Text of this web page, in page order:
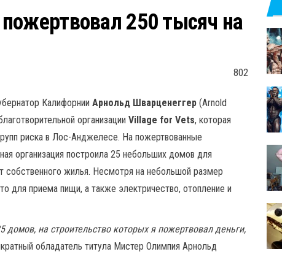
250 тысяч на
802
Калифорнии Арнольд Шварценеггер (Arnold
организации Village for Vets, которая
риска в Лос-Анджелесе. На пожертвованные
организация построила 25 небольших домов для
жилья. Несмотря на небольшой размер
для приема пищи, а также электричество, отопление и
на строительство которых я пожертвовал деньги,
обладатель титула Мистер Олимпия Арнольд